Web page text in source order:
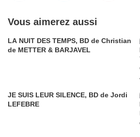
Vous aimerez aussi
LA NUIT DES TEMPS, BD de Christian
de METTER & BARJAVEL
JE SUIS LEUR SILENCE, BD de Jordi
LEFEBRE